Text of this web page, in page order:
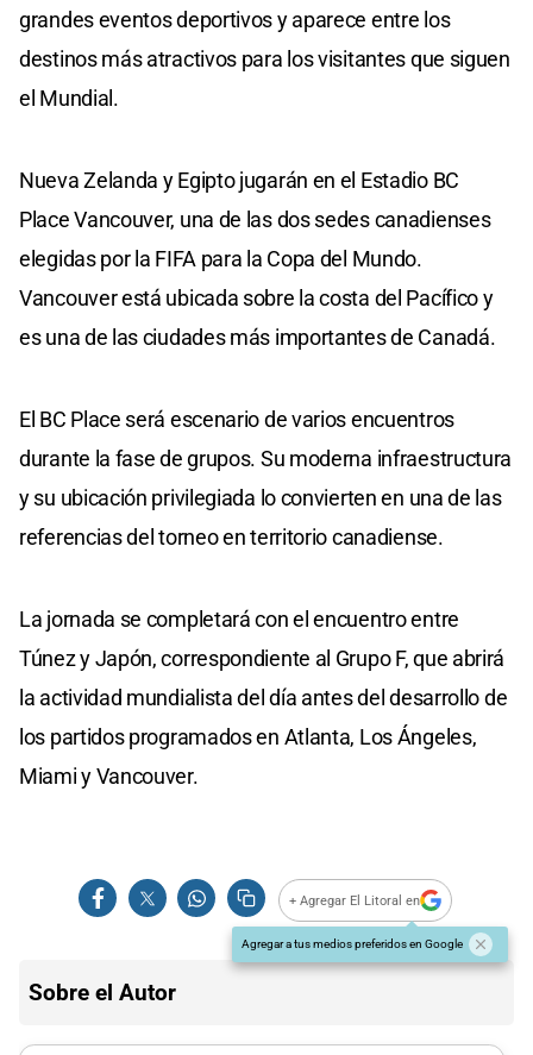
grandes eventos deportivos y aparece entre los
destinos más atractivos para los visitantes que siguen
el Mundial.
Nueva Zelanda y Egipto jugarán en el Estadio BC
Place Vancouver, una de las dos sedes canadienses
elegidas por la FIFA para la Copa del Mundo.
Vancouver está ubicada sobre la costa del Pacífico y
es una de las ciudades más importantes de Canadá.
El BC Place será escenario de varios encuentros
durante la fase de grupos. Su moderna infraestructura
y su ubicación privilegiada lo convierten en una de las
referencias del torneo en territorio canadiense.
La jornada se completará con el encuentro entre
Túnez y Japón, correspondiente al Grupo F, que abrirá
la actividad mundialista del día antes del desarrollo de
los partidos programados en Atlanta, Los Ángeles,
Miami y Vancouver.
+ Agregar El Litoral en
Agregar a tus medios preferidos en Google
Sobre el Autor